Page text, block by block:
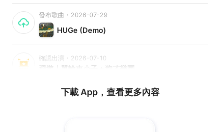
發布歌曲・2026-07-29
HUGe (Demo)
確認出演・2026-07-10
迴遊｜單輪車小子＋狗才樂團
下載 App，查看更多內容